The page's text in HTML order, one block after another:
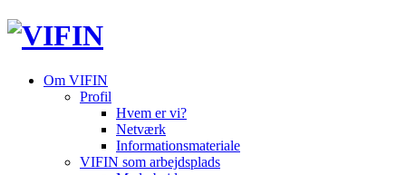
Om VIFIN
Profil
Hvem er vi?
Netværk
Informationsmateriale
VIFIN som arbejdsplads